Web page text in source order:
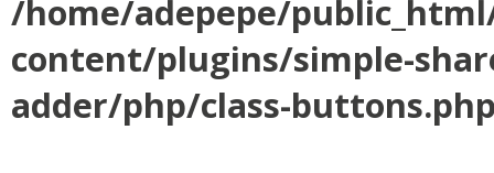
/home/adepepe/
content/plugins/simple-
adder/php/class-